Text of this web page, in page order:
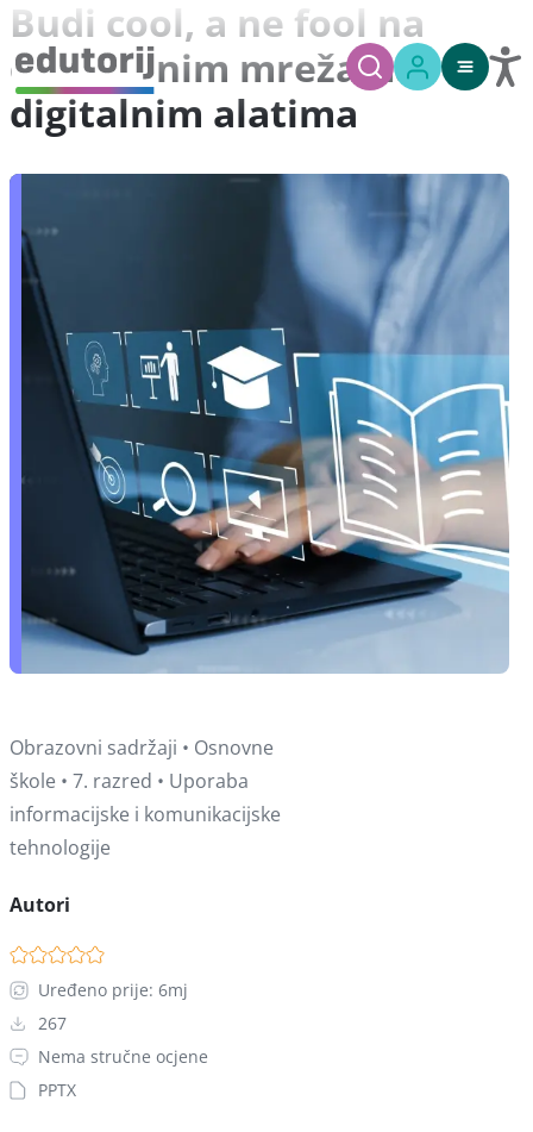
Budi cool, a ne fool na
društvenim mrežama i
digitalnim alatima
Obrazovni sadržaji • Osnovne
škole • 7. razred • Uporaba
informacijske i komunikacijske
tehnologije
Autori
Uređeno prije: 6mj
267
Nema stručne ocjene
PPTX